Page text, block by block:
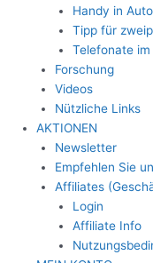
Handy in
Tipp für
Telefonate
Forschung
Videos
Nützliche Links
AKTIONEN
Newsletter
Empfehlen Sie
Affiliates
Login
Affiliate Info